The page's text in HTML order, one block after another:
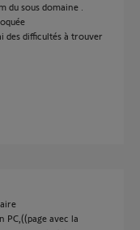
sous domaine .
des difficultés à trouver
PC,((page avec la